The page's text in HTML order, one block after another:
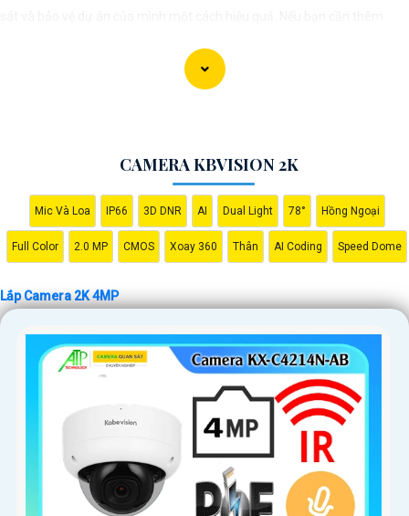
'
CAMERA KBVISION 2K
Mic Và Loa IP66 3D DNR AI Dual Light 78° Hồng Ngoại
Full Color 2.0 MP CMOS Xoay 360 Thân AI Coding Speed Dome
Lắp Camera 2K 4MP